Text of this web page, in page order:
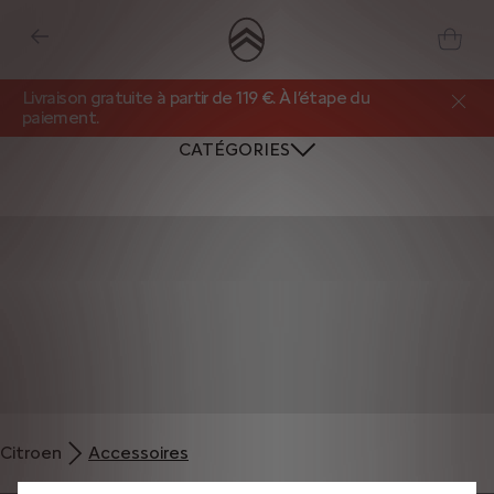
Livraison gratuite à partir de 119 €. À l’étape du
paiement.
CATÉGORIES
Citroen Accessoires
permettent de vous fournir des fonctionnalités essentielles telles que la